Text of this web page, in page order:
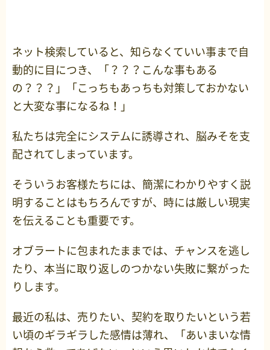
ネット検索していると、知らなくていい事まで自
動的に目につき、「？？？こんな事もある
の？？？」「こっちもあっちも対策しておかない
と大変な事になるね！」
私たちは完全にシステムに誘導され、脳みそを支
配されてしまっています。
そういうお客様たちには、簡潔にわかりやすく説
明することはもちろんですが、時には厳しい現実
を伝えることも重要です。
オブラートに包まれたままでは、チャンスを逃し
たり、本当に取り返しのつかない失敗に繋がった
りします。
最近の私は、売りたい、契約を取りたいという若
い頃のギラギラした感情は薄れ、「あいまいな情